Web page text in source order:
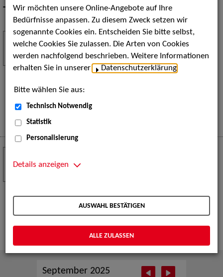
Termine
Stuttgart Street Art
Kunst, Live-Acts und Aktionen für Kinder und
Familien. Die Stuttgart Street Art verwandelt den
eine große Open-Air-Bühne voller Akrobatik, Tanz,
Musik und beeindruckender Live-Performances.
Mehr
18
JUL
Serienfestival Weimar
TeleVisionale – Film- und Serienfestival in Weimar
und Eventpartnerin des Crew Call Weimar.
Mehr
NOV
September 2025
Wir möchten unsere Online-Angebote auf Ihre
Bedürfnisse anpassen. Zu diesem Zweck setzen wir
sogenannte Cookies ein. Entscheiden Sie bitte selbst,
welche Cookies Sie zulassen. Die Arten von Cookies
werden nachfolgend beschrieben. Weitere Informationen
erhalten Sie in unserer
Datenschutzerklärung
Bitte wählen Sie aus:
Technisch Notwendig
Statistik
Personalisierung
Details anzeigen
AUSWAHL BESTÄTIGEN
ALLE ZULASSEN